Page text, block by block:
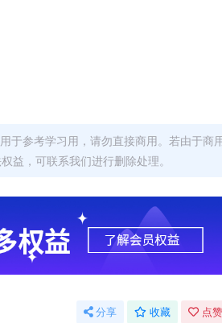
于参考学习用，请勿直接商用。若由于商
益，可联系我们进行删除处理。
分享 收藏 点